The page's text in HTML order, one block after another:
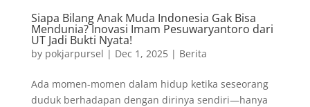
Siapa Bilang Anak Muda Indonesia Gak Bisa
Mendunia? Inovasi Imam Pesuwaryantoro dari
UT Jadi Bukti Nyata!
by pokjarpursel | Dec 1, 2025| Berita
Ada momen-momen dalam hidup ketika seseorang
duduk berhadapan dengan dirinya sendiri—hanya